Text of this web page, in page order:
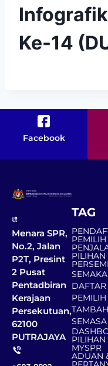
Ke-14
Facebook
Menara SPR,
No.2, Jalan
P2T, Presint
2 Pusat
Pentadbiran
Kerajaan
Persekutuan,
62100
PUTRAJAYA
TAG
PEMILIH
PILIHAN
DAFTAR
PEMILIH
SEMASA
PILIHAN
MYSPR
ADUAN